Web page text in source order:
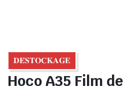
𝐃𝐄́𝐒𝐓𝐎𝐂𝐊𝐀𝐆𝐄
Hoco A35 Film